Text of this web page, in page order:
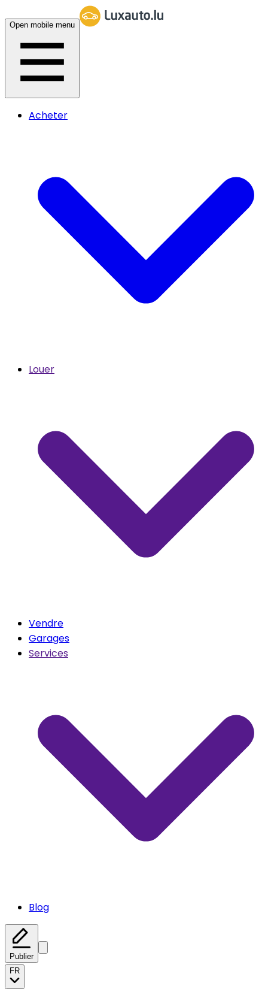
Open mobile menu
Acheter
Louer
Vendre
Garages
Services
Blog
Publier
FR